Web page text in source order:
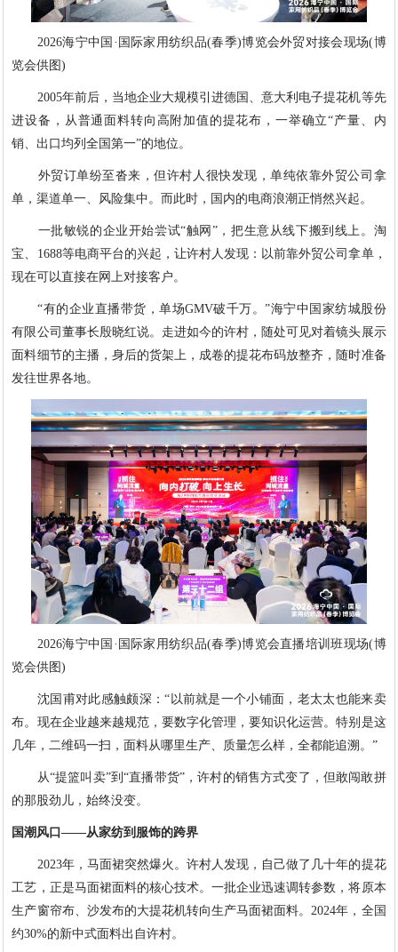
2026海宁中国·国际家用纺织品(春季)博览会外贸对接会现场(博
览会供图)
2005年前后，当地企业大规模引进德国、意大利电子提花机等先
进设备，从普通面料转向高附加值的提花布，一举确立“产量、内
销、出口均列全国第一”的地位。
外贸订单纷至沓来，但许村人很快发现，单纯依靠外贸公司拿
单，渠道单一、风险集中。而此时，国内的电商浪潮正悄然兴起。
一批敏锐的企业开始尝试“触网”，把生意从线下搬到线上。淘
宝、1688等电商平台的兴起，让许村人发现：以前靠外贸公司拿单，
现在可以直接在网上对接客户。
“有的企业直播带货，单场GMV破千万。”海宁中国家纺城股份
有限公司董事长殷晓红说。走进如今的许村，随处可见对着镜头展示
面料细节的主播，身后的货架上，成卷的提花布码放整齐，随时准备
发往世界各地。
2026海宁中国·国际家用纺织品(春季)博览会直播培训班现场(博
览会供图)
沈国甫对此感触颇深：“以前就是一个小铺面，老太太也能来卖
布。现在企业越来越规范，要数字化管理，要知识化运营。特别是这
几年，二维码一扫，面料从哪里生产、质量怎么样，全都能追溯。”
从“提篮叫卖”到“直播带货”，许村的销售方式变了，但敢闯敢拼
的那股劲儿，始终没变。
国潮风口——从家纺到服饰的跨界
2023年，马面裙突然爆火。许村人发现，自己做了几十年的提花
工艺，正是马面裙面料的核心技术。一批企业迅速调转参数，将原本
生产窗帘布、沙发布的大提花机转向生产马面裙面料。2024年，全国
约30%的新中式面料出自许村。